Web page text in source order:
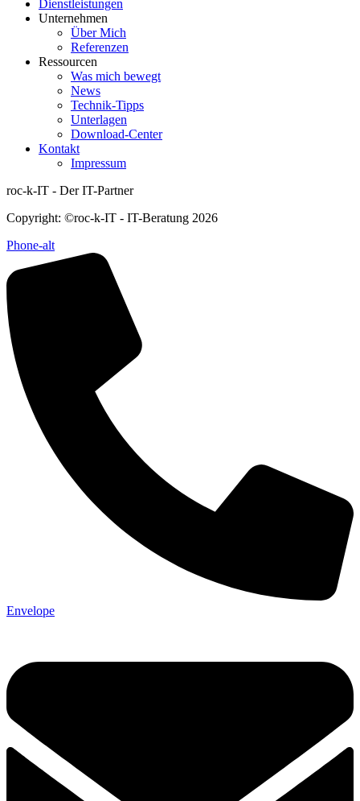
Dienstleistungen
Unternehmen
Über Mich
Referenzen
Ressourcen
Was mich bewegt
News
Technik-Tipps
Unterlagen
Download-Center
Kontakt
Impressum
roc-k-IT - Der IT-Partner
Copyright: ©roc-k-IT - IT-Beratung 2026
Phone-alt
Envelope